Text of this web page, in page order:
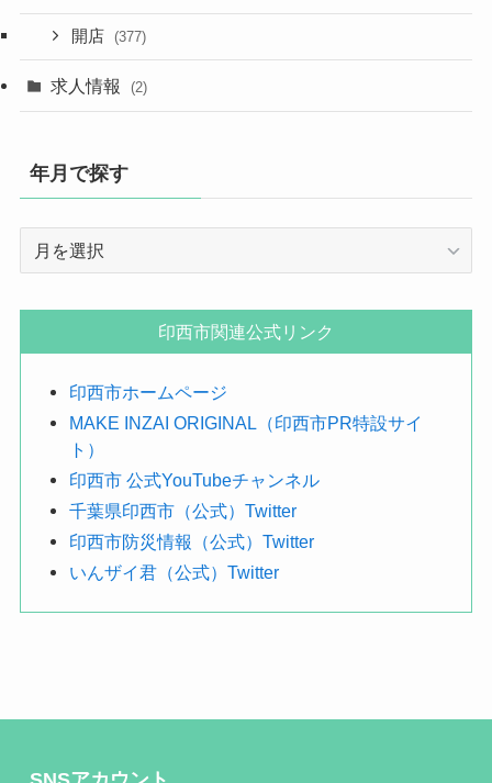
開店 (377)
求人情報 (2)
年月で探す
す
印西市関連公式リンク
印西市ホームページ
MAKE INZAI ORIGINAL（印西市PR特設サイ
ト）
印西市 公式YouTubeチャンネル
千葉県印西市（公式）Twitter
印西市防災情報（公式）Twitter
いんザイ君（公式）Twitter